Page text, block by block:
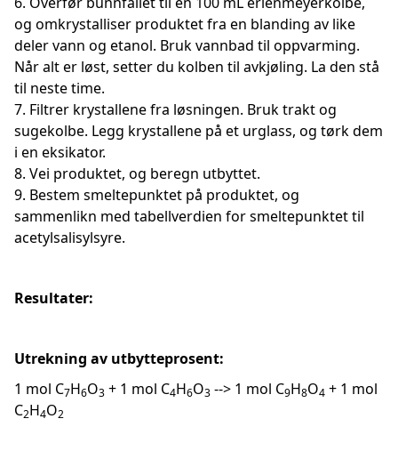
og omkrystalliser produktet fra en blanding av like
deler vann og etanol. Bruk vannbad til oppvarming.
Når alt er løst, setter du kolben til avkjøling. La den stå
til neste time.
7. Filtrer krystallene fra løsningen. Bruk trakt og
sugekolbe. Legg krystallene på et urglass, og tørk dem
i en eksikator.
8. Vei produktet, og beregn utbyttet.
9. Bestem smeltepunktet på produktet, og
sammenlikn med tabellverdien for smeltepunktet til
acetylsalisylsyre.
Resultater:
Utrekning av utbytteprosent:
1 mol C7H6O3 + 1 mol C4H6O3 --> 1 mol C9H8O4 + 1 mol
C2H4O2